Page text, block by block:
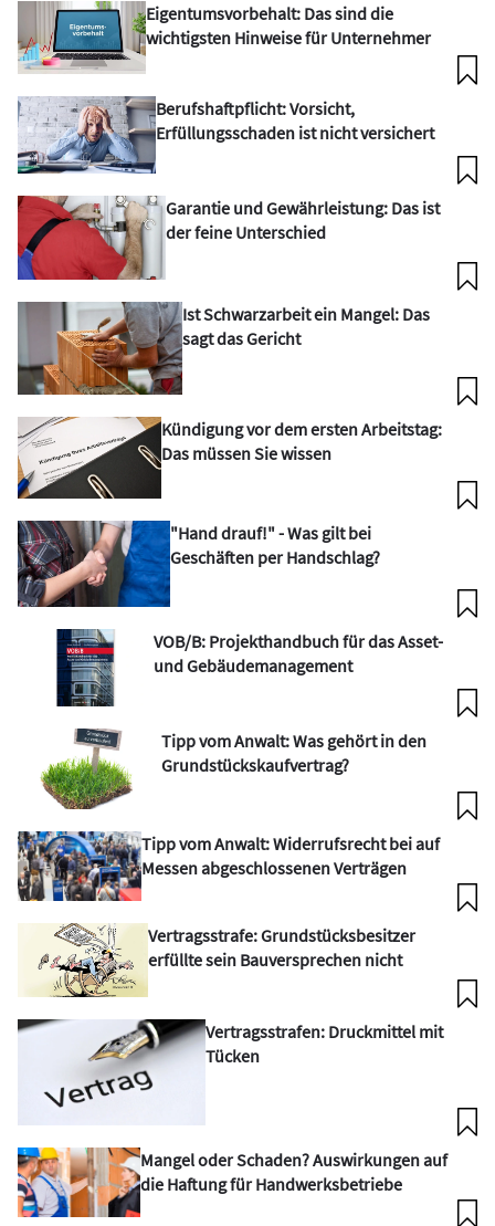
Eigentumsvorbehalt: Das sind die
wichtigsten Hinweise für Unternehmer
Berufshaftpflicht: Vorsicht,
Erfüllungsschaden ist nicht versichert
Garantie und Gewährleistung: Das ist
der feine Unterschied
Ist Schwarzarbeit ein Mangel: Das
sagt das Gericht
Kündigung vor dem ersten Arbeitstag:
Das müssen Sie wissen
"Hand drauf!" - Was gilt bei
Geschäften per Handschlag?
VOB/B: Projekthandbuch für das Asset-
und Gebäudemanagement
Tipp vom Anwalt: Was gehört in den
Grundstückskaufvertrag?
Tipp vom Anwalt: Widerrufsrecht bei auf
Messen abgeschlossenen Verträgen
Vertragsstrafe: Grundstücksbesitzer
erfüllte sein Bauversprechen nicht
Vertragsstrafen: Druckmittel mit
Tücken
Mangel oder Schaden? Auswirkungen auf
die Haftung für Handwerksbetriebe